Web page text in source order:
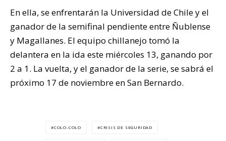
En ella, se enfrentarán la Universidad de Chile y el
ganador de la semifinal pendiente entre Ñublense
y Magallanes. El equipo chillanejo tomó la
delantera en la ida este miércoles 13, ganando por
2 a 1. La vuelta, y el ganador de la serie, se sabrá el
próximo 17 de noviembre en San Bernardo.
COLO-COLO CRISIS DE SEGURIDAD